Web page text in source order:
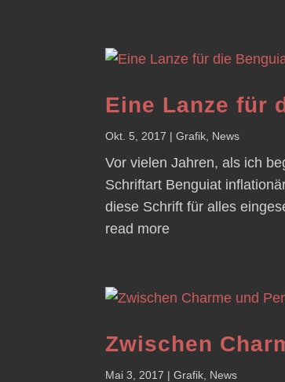
Eine Lanze für
Okt. 5, 2017 |Grafik News
Vor vielen Jahren, als ich
Schriftart Benguiat
diese Schrift für alles
read more
Zwischen
Mai 3, 2017 |Grafik News